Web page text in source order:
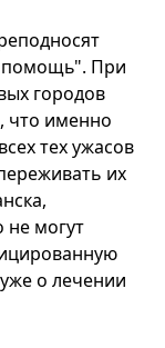
помощь". При
городов
что именно
тех ужасов
их
не могут
о лечении